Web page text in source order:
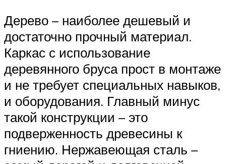
Дерево – наиболее дешевый и
достаточно прочный материал.
Каркас с использование
деревянного бруса прост в монтаже
и не требует специальных навыков,
и оборудования. Главный минус
такой конструкции – это
подверженность древесины к
гниению. Нержавеющая сталь –